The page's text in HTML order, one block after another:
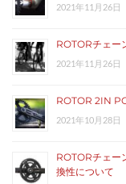
2021年11月26日
ROTORチェー
2021年11月26日
ROTOR 2IN
2021年10月28日
ROTORチェー
換性について